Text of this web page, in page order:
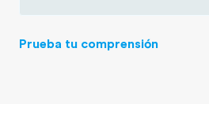
Prueba tu comprensión